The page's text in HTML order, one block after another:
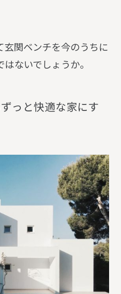
玄関ベンチを今のうちに
ないでしょうか。
ずっ と快適な家にす